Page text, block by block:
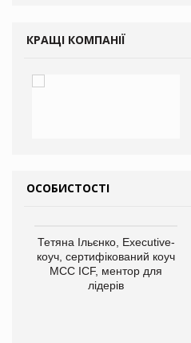
КРАЩІ КОМПАНІЇ
ОСОБИСТОСТІ
Тетяна Ільєнко, Executive-
коуч, сертифікований коуч
МСС ICF, ментор для
лідерів